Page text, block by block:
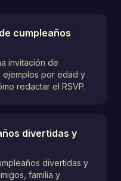
cumpleaños
invitación de
ejemplos por edad y
redactar el RSVP.
divertidas y
divertidas y
familia y